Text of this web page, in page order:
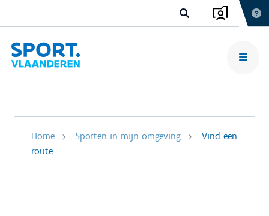
Home Sporten in mijn omgeving
Vind een
route